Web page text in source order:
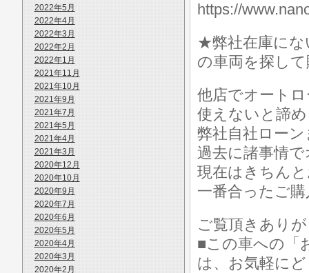
2022年5月
2022年4月
2022年3月
2022年2月
2022年1月
2021年11月
2021年10月
2021年9月
2021年7月
2021年5月
2021年4月
2021年3月
2020年12月
2020年10月
2020年9月
2020年7月
2020年6月
2020年5月
2020年4月
2020年3月
2020年2月
https://
★弊社在庫にな
の車両を探し
他店でオート
使えないと諦
弊社自社ロー
過去に諸事情
現在はきちん
一番合ったご
ご覧頂きあり
■この車への「
は、お気軽に